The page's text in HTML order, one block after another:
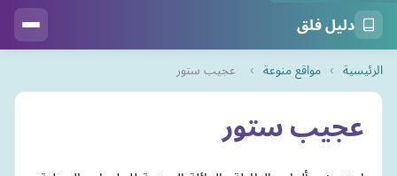
دليل فلق
الرئيسية › مواقع منوعة › عجيب ستور
عجيب ستور